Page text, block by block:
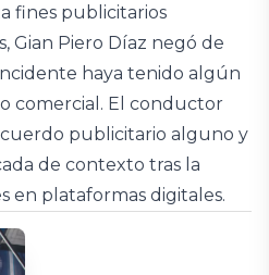
fines publicitarios
Gian Piero Díaz negó de
haya tenido algún
comercial. El conductor
publicitario alguno y
de contexto tras la
en plataformas digitales.